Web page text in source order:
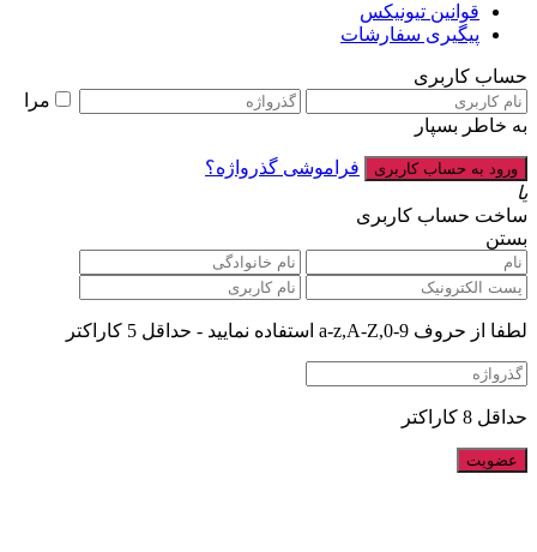
قوانین تیونیکس
پیگیری سفارشات
حساب کاربری
مرا
به خاطر بسپار
فراموشی گذرواژه؟
یا
ساخت حساب کاربری
بستن
لطفا از حروف a-z,A-Z,0-9 استفاده نمایید - حداقل 5 کاراکتر
حداقل 8 کاراکتر